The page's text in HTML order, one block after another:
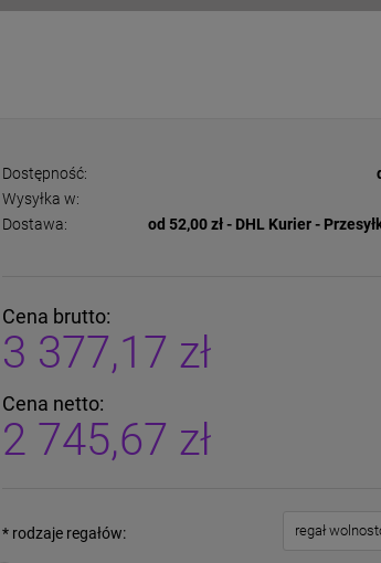
Dostępność:
Wysyłka w:
Dostawa:
od 52,00 zł- DHL Kurier -
Cena brutto:
3 377,17 zł
Cena netto:
2 745,67 zł
*rodzaje regałów: